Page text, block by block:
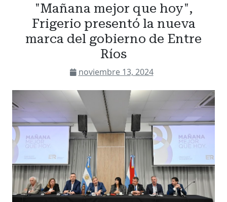
"Mañana mejor que hoy",
Frigerio presentó la nueva
marca del gobierno de Entre
Ríos
noviembre 13, 2024